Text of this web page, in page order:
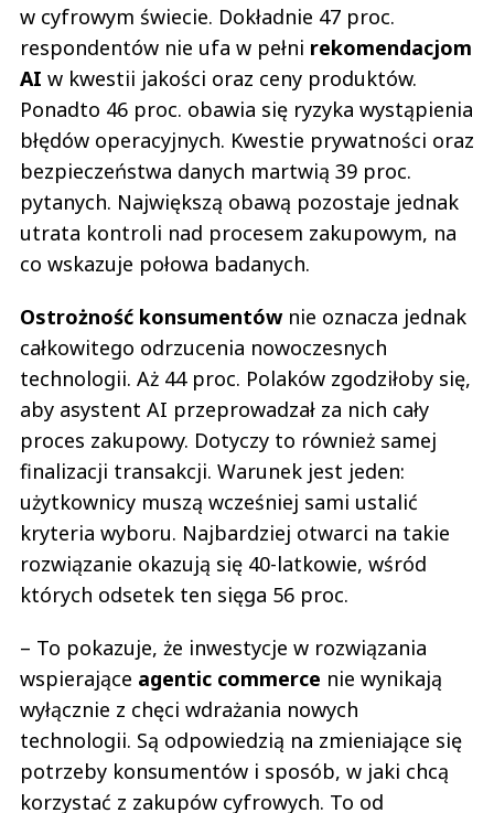
w cyfrowym świecie. Dokładnie 47 proc.
respondentów nie ufa w pełni rekomendacjom
AI w kwestii jakości oraz ceny produktów.
Ponadto 46 proc. obawia się ryzyka wystąpienia
błędów operacyjnych. Kwestie prywatności oraz
bezpieczeństwa danych martwią 39 proc.
pytanych. Największą obawą pozostaje jednak
utrata kontroli nad procesem zakupowym, na
co wskazuje połowa badanych.
Ostrożność konsumentównie oznacza jednak
całkowitego odrzucenia nowoczesnych
technologii. Aż 44 proc. Polaków zgodziłoby się,
aby asystent AI przeprowadzał za nich cały
proces zakupowy. Dotyczy to również samej
finalizacji transakcji. Warunek jest jeden:
użytkownicy muszą wcześniej sami ustalić
kryteria wyboru. Najbardziej otwarci na takie
rozwiązanie okazują się 40-latkowie, wśród
których odsetek ten sięga 56 proc.
– To pokazuje, że inwestycje w rozwiązania
wspierające agentic commerce nie wynikają
wyłącznie z chęci wdrażania nowych
technologii. Są odpowiedzią na zmieniające się
potrzeby konsumentów i sposób, w jaki chcą
korzystać z zakupów cyfrowych. To od